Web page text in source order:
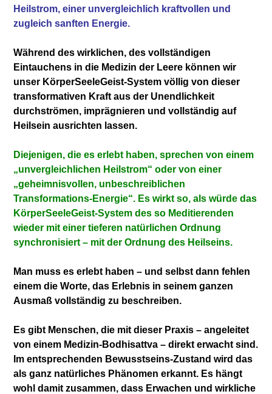
Heilstrom, einer unvergleichlich kraftvollen und
zugleich sanften Energie.
Während des wirklichen, des vollständigen
Eintauchens in die Medizin der Leere können wir
unser KörperSeeleGeist-System völlig von dieser
transformativen Kraft aus der Unendlichkeit
durchströmen, imprägnieren und vollständig auf
Heilsein ausrichten lassen.
Diejenigen, die es erlebt haben, sprechen von einem
„unvergleichlichen Heilstrom“ oder von einer
„geheimnisvollen, unbeschreiblichen
Transformations-Energie“. Es wirkt so, als würde das
KörperSeeleGeist-System des so Meditierenden
wieder mit einer tieferen natürlichen Ordnung
synchronisiert – mit der Ordnung des Heilseins.
Man muss es erlebt haben – und selbst dann fehlen
einem die Worte, das Erlebnis in seinem ganzen
Ausmaß vollständig zu beschreiben.
Es gibt Menschen, die mit dieser Praxis – angeleitet
von einem Medizin-Bodhisattva – direkt erwacht sind.
Im entsprechenden Bewusstseins-Zustand wird das
als ganz natürliches Phänomen erkannt. Es hängt
wohl damit zusammen, dass Erwachen und wirkliche